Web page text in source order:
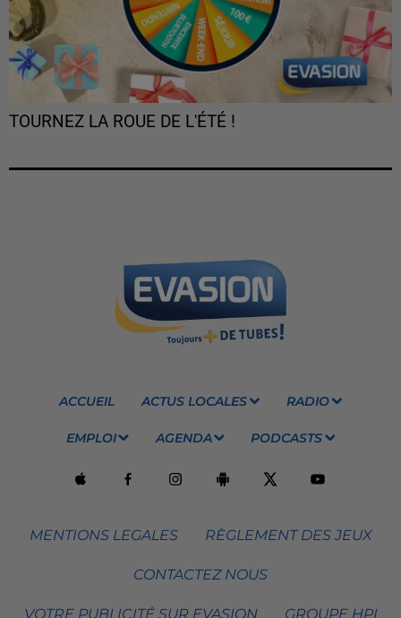
TOURNEZ LA ROUE DE L'ÉTÉ !
ACCUEIL ACTUS LOCALES RADIO
EMPLOI AGENDA PODCASTS
MENTIONS LEGALES RÈGLEMENT DES JEUX
CONTACTEZ NOUS
VOTRE PUBLICITÉ SUR EVASION GROUPE HPI